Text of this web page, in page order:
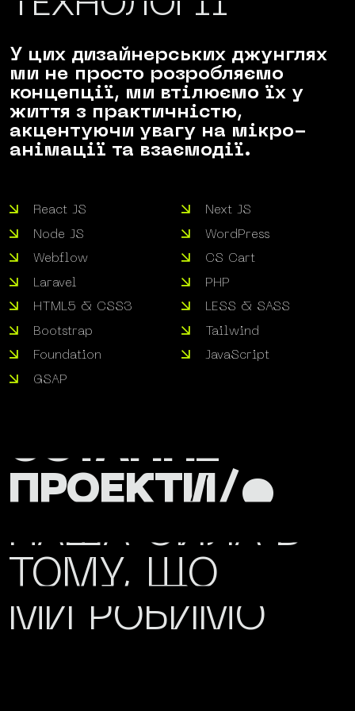
У цих дизайнерських джунглях
ми не просто розробляємо
концепції, ми втілюємо їх у
життя з практичністю,
акцентуючи увагу на мікро-
анімації та взаємодії.
React JS
Next JS
Node JS
WordPress
Webflow
CS Cart
Laravel
PHP
HTML5 & CSS3
LESS & SASS
Bootstrap
Tailwind
Foundation
JavaScript
GSAP
ОСТАННІ
ПРОЕКТИ/•
НАША СИЛА В
ТОМУ, ЩО
МИ РОБИМО